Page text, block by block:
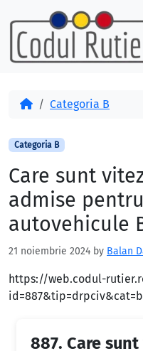
Skip to content
Skip to footer
AcasăCategoria B
Categoria B
Care sunt
admise
autovehicule
21 noiembrie 2024 by Balan
https://web.codul-
id=887&tip=drpciv&cat=b
887. Care